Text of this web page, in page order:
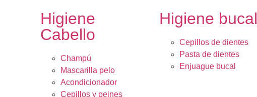
Higiene
Cabello
Champú
Mascarilla pelo
Acondicionador
Cepillos y peines
Higiene bucal
Cepillos de dientes
Pasta de dientes
Enjuague bucal